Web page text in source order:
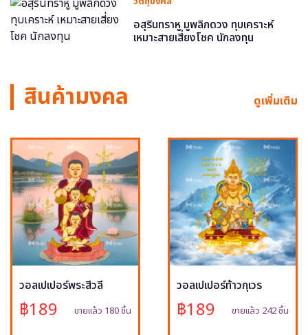
อสุรินทราหู มูพลิกดวง ทุบเคราะห์
เหมาะสายเสี่ยงโชค นักลงทุน
สินค้ามงคล ดูเพิ่มเติม
วอลเปเปอร์พระสีวลี
฿189 ขายแล้ว 180 ชิ้น
วอลเปเปอร์ท้าวกุเวร
฿189 ขายแล้ว 242 ชิ้น